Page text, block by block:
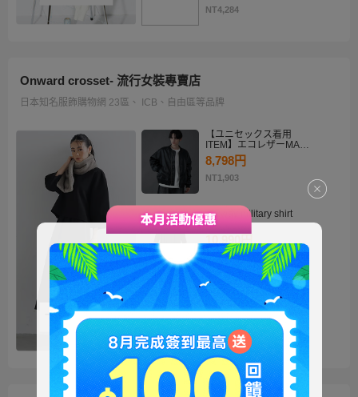
NT4,284
Onward crosset- 流行女裝專賣店
日本知名服飾購物網 23區、 ICB、自由區等品牌
【ユニセックス着用
ITEM】エコレザーMA－
1
8,798円
NT1,903
・2way military shirt
dress
NT2,378
【洗える】褒めらレディ
テーラード ジャケット
14,900円
NT3,224